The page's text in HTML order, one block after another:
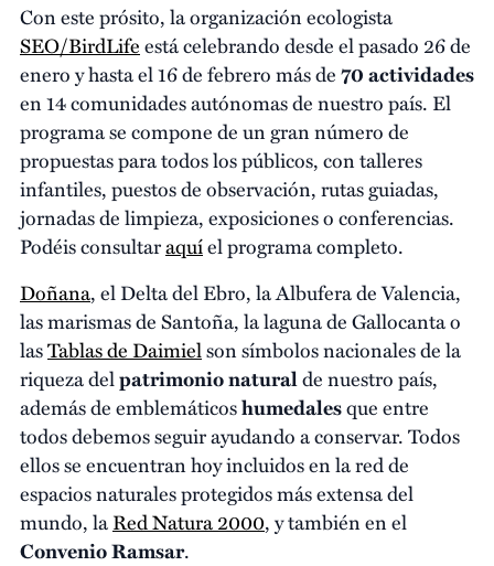
Con este prósito, la organización ecologista
SEO/BirdLifeestá celebrando desde el pasado 26 de
enero y hasta el 16 de febrero más de70 actividades
en 14 comunidades autónomas de nuestro país. El
programa se compone de un gran número de
propuestas para todos los públicos, con talleres
infantiles, puestos de observación, rutas guiadas,
jornadas de limpieza, exposiciones o conferencias.
Podéis consultaraquíel programa completo.
Doñana, el Delta del Ebro, la Albufera de Valencia,
las marismas de Santoña, la laguna de Gallocanta o
lasTablas de Daimielson símbolos nacionales de la
riqueza delpatrimonio naturalde nuestro país,
además de emblemáticoshumedalesque entre
todos debemos seguir ayudando a conservar. Todos
ellos se encuentran hoy incluidos en la red de
espacios naturales protegidos más extensa del
mundo, laRed Natura 2000, y también en el
Convenio Ramsar.